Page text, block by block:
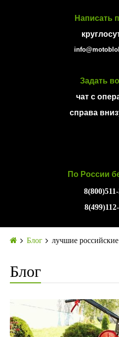
Написать
Задать
чат с
справа
По России
Блог лучшие
Блог